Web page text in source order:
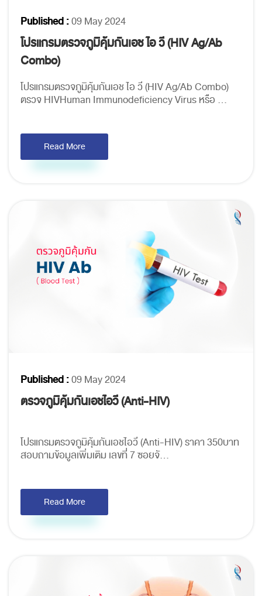
Published :09 May 2024
โปรแกรมตรวจภูมิคุ้มกันเอช ไอ วี (HIV Ag/Ab
Combo)
โปรแกรมตรวจภูมิคุ้มกันเอช ไอ วี (HIV Ag/Ab Combo)
ตรวจ HIVHuman Immunodeficiency Virus หรือ ...
Read More
Published :09 May 2024
ตรวจภูมิคุ้มกันเอชไอวี (Anti-HIV)
โปรแกรมตรวจภูมิคุ้มกันเอชไอวี (Anti-HIV) ราคา 350บาท
สอบถามข้อมูลเพิ่มเติม เลขที่ 7 ซอยจั...
Read More